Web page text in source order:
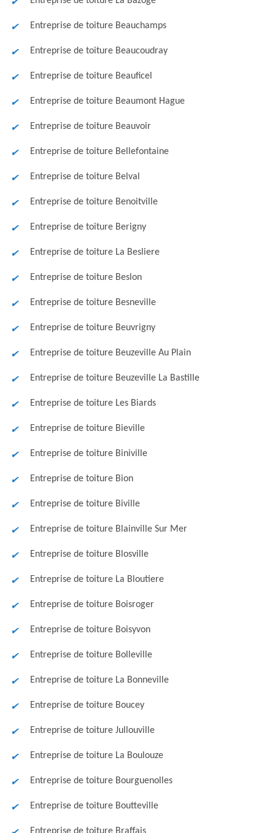
Entreprise de toiture Beauchamps
Entreprise de toiture Beaucoudray
Entreprise de toiture Beauficel
Entreprise de toiture Beaumont Hague
Entreprise de toiture Beauvoir
Entreprise de toiture Bellefontaine
Entreprise de toiture Belval
Entreprise de toiture Benoitville
Entreprise de toiture Berigny
Entreprise de toiture La Besliere
Entreprise de toiture Beslon
Entreprise de toiture Besneville
Entreprise de toiture Beuvrigny
Entreprise de toiture Beuzeville Au Plain
Entreprise de toiture Beuzeville La Bastille
Entreprise de toiture Les Biards
Entreprise de toiture Bieville
Entreprise de toiture Biniville
Entreprise de toiture Bion
Entreprise de toiture Biville
Entreprise de toiture Blainville Sur Mer
Entreprise de toiture Blosville
Entreprise de toiture La Bloutiere
Entreprise de toiture Boisroger
Entreprise de toiture Boisyvon
Entreprise de toiture Bolleville
Entreprise de toiture La Bonneville
Entreprise de toiture Boucey
Entreprise de toiture Jullouville
Entreprise de toiture La Boulouze
Entreprise de toiture Bourguenolles
Entreprise de toiture Boutteville